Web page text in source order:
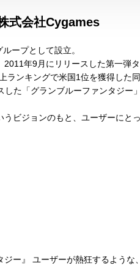
式会社Cygames
ープとして設立。
年9月にリリースした第一弾
ランキングで米国1位を獲得した
た「グランブルーファンタジー
うビジョンのもと、ユーザーにと
ー』 ユーザーが熱狂するような